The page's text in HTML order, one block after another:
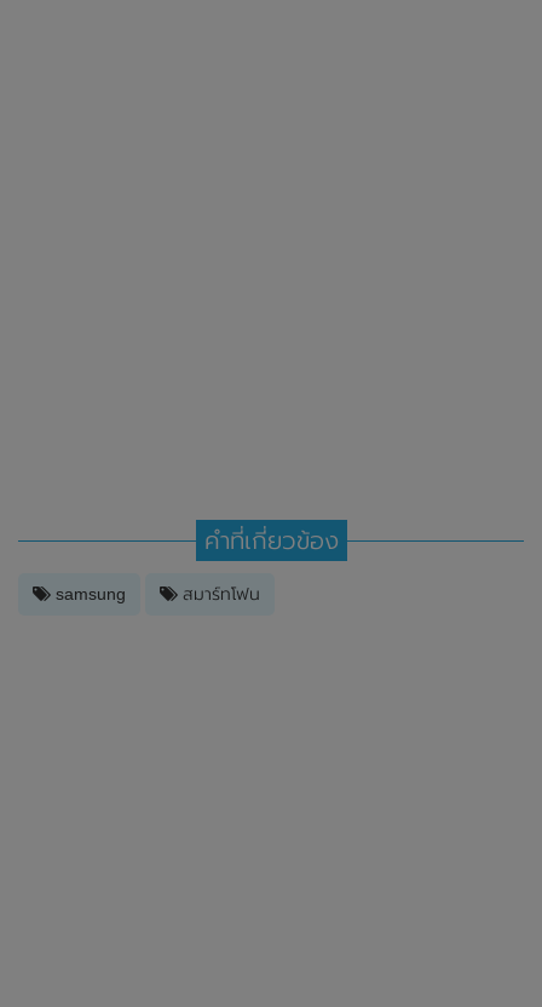
คำที่เกี่ยวข้อง
samsung สมาร์ทโฟน